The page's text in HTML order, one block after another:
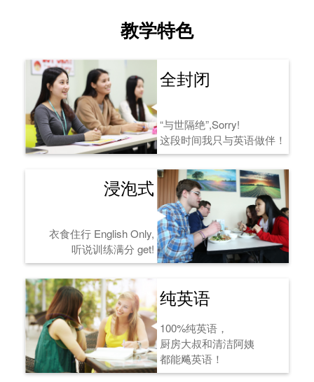
教学特色
全封闭
“与世隔绝”,Sorry!
这段时间我只与英语做伴！
浸泡式
衣食住行 English Only,
听说训练满分 get!
纯英语
100%纯英语，
厨房大叔和清洁阿姨
都能飚英语！